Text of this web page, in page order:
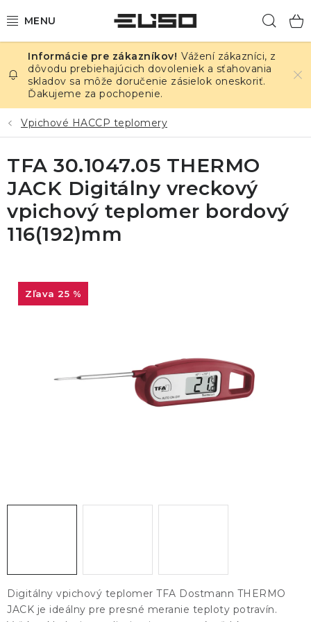
na
ELEKTRINA
TEPLOTA A VLHKOSŤ
TLAK A ÚNIKY
ZÁZNAMNÍKY
KALIBRÁCIA
TLAČ DPS
ZNAČKY
Vážení zákazníci, z
dôvodu prebiehajúcich dovoleniek a sťahovania
skladov sa môže doručenie zásielok oneskoriť.
Ďakujeme za pochopenie.
Vpichové HACCP teplomery
Digitálny vpichový teplomer TFA Dostmann THERMO
JACK je ideálny pre presné meranie teploty potravín.
TFA 30.1047.05 THERMO
JACK Digitálny vreckový
vpichový teplomer bordový
116(192)mm
25 %